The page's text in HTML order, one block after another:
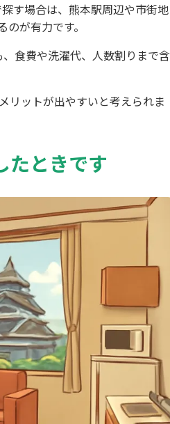
す場合は、熊本駅周辺や市街地
が有力です。
食費や洗濯代、人数割りまで含
リットが出やすいと考えられま
たときです